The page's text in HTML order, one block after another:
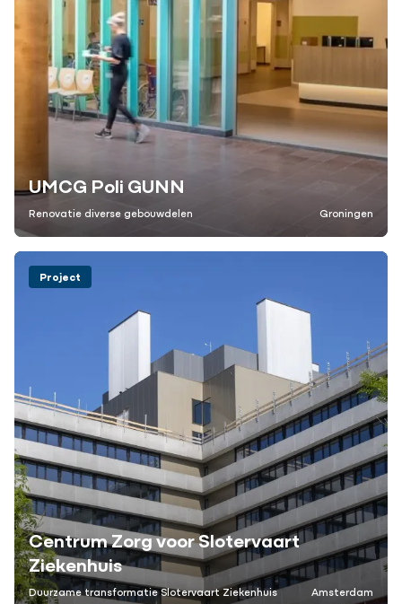
UMCG Poli GUNN
Renovatie diverse gebouwdelen Groningen
Centrum Zorg voor Slotervaart
Ziekenhuis
Project
Duurzame transformatie Slotervaart Ziekenhuis Amsterdam